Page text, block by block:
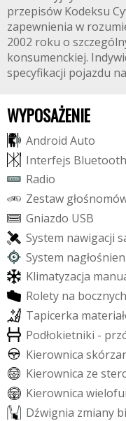
przepisów Kodeksu
zapewnienia w
2002 roku o
konsumenckiej.
specyfikacji pojazdu
WYPOSAŻENIE
Android Auto
Interfejs Bluetooth
Radio
Zestaw głośnomó
Gniazdo USB
System nawigacji s
System nagłośnien
Klimatyzacja manu
Rolety na bocznych
Tapicerka materiał
Podłokietniki - prz
Kierownica skórza
Kierownica ze ster
Kierownica wielofu
Dźwignia zmiany bi